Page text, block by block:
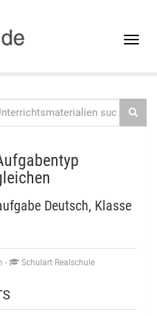
Toggle
Deutsch, Klasse
- Schulart Realschule